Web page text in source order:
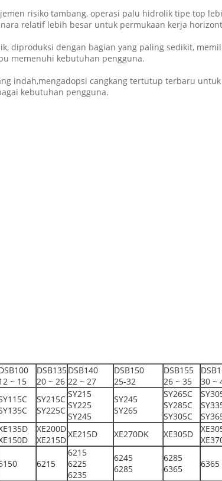
risiko tambang, operasi palu hidrolik tipe top
relatif lebih besar untuk permukaan kerja
diproduksi dengan bagian yang paling sedikit,
memenuhi kebutuhan pengguna.
indah,mengadopsi cangkang tertutup terbaru
kebutuhan pengguna.
~ 15
DSB135
20 ~ 26
DSB140
22 ~ 27
DSB150
25-32
DSB155
26 ~ 35
30 ~
SY215C
SY225C
SY215
SY225
SY245
SY245
SY265
SY265C
SY285C
SY305C
XE200D
XE215D
XE215D XE270DK XE305D
6215
6215
6225
6235
6245
6285
6285
6365
6365